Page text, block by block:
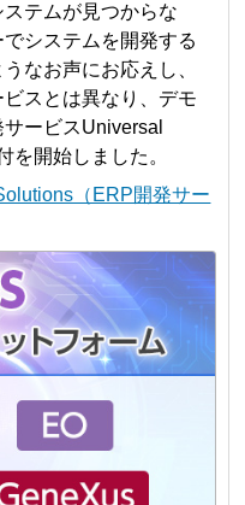
ステムが見つからな
システムを開発する
なお声にお応えし、
スとは異なり、デモ
ービスUniversal
を開始しました。
（ERP開発サー